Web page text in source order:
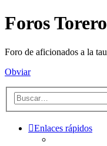
Foros
Foro de aficionados a la
Obviar
Enlaces rápidos